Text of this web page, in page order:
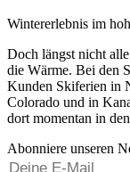
Wintererlebnis im
Doch längst nicht
die Wärme. Bei den
Kunden Skiferien in
Colorado und in
dort momentan in
Abonniere unseren